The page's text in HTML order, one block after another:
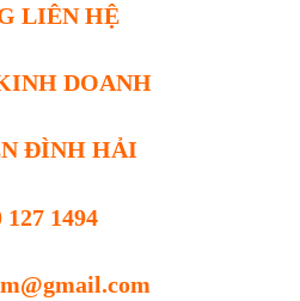
LIÊN HỆ
DOANH
ĐÌNH HẢI
127 1494